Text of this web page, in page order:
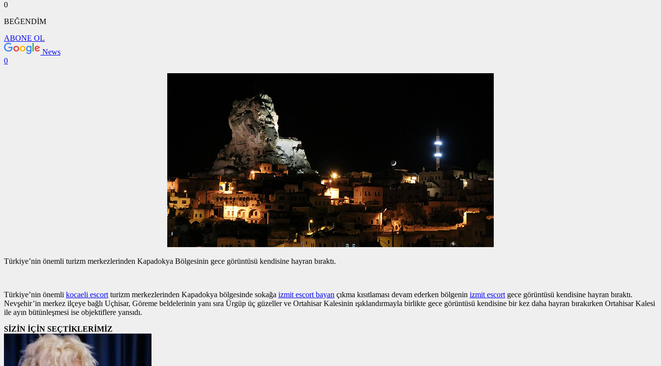
0
BEĞENDİM
ABONE OL
News
0
Türkiye’nin önemli turizm merkezlerinden Kapadokya Bölgesinin gece görüntüsü kendisine hayran bıraktı.
Türkiye’nin önemli kocaeli escort turizm merkezlerinden Kapadokya bölgesinde sokağa izmit escort bayan çıkma kısıtlaması devam ederken bölgenin izmit escort
Nevşehir’in merkez ilçeye bağlı Uçhisar, Göreme beldelerinin yanı sıra Ürgüp üç güzeller ve Ortahisar Kalesinin ışıklandırmayla birlikte gece görüntüsü kendisine bir kez daha hayran bırakırken Ortahisar Kalesi
ile ayın bütünleşmesi ise objektiflere yansıdı.
SİZİN İÇİN SEÇTİKLERİMİZ